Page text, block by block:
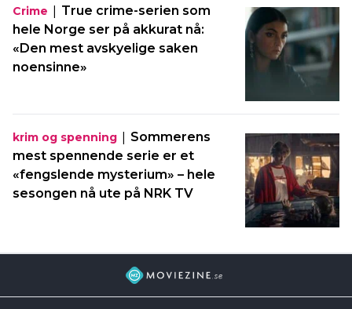
Crime | True crime-serien som
hele Norge ser på akkurat nå:
«Den mest avskyelige saken
noensinne»
krim og spenning | Sommerens
mest spennende serie er et
«fengslende mysterium» – hele
sesongen nå ute på NRK TV